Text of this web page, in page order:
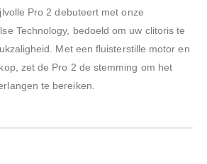
Pro 2 debuteert met onze
Technology, bedoeld om uw clitoris te
Met een fluisterstille motor en
zet de Pro 2 de stemming om het
te bereiken.